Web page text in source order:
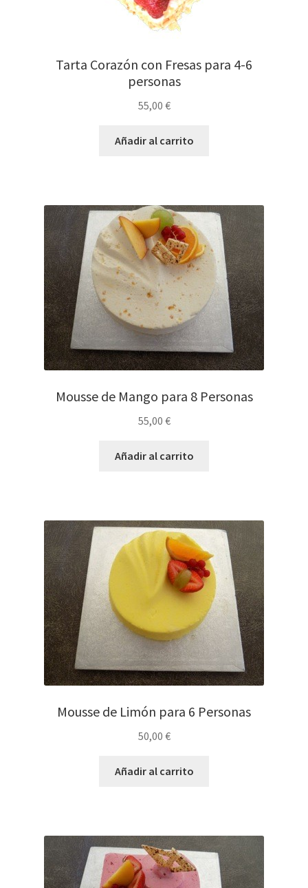
Bombones
Peluches
Bodas y Eventos
Expandir
el
menú
hijo
Español
Expandir
el
menú
hijo
Tarta Corazón con Fresas para 4-6
personas
55,00 €
Añadir al carrito
Mousse de Mango para 8 Personas
55,00 €
Añadir al carrito
Mousse de Limón para 6 Personas
50,00 €
Añadir al carrito